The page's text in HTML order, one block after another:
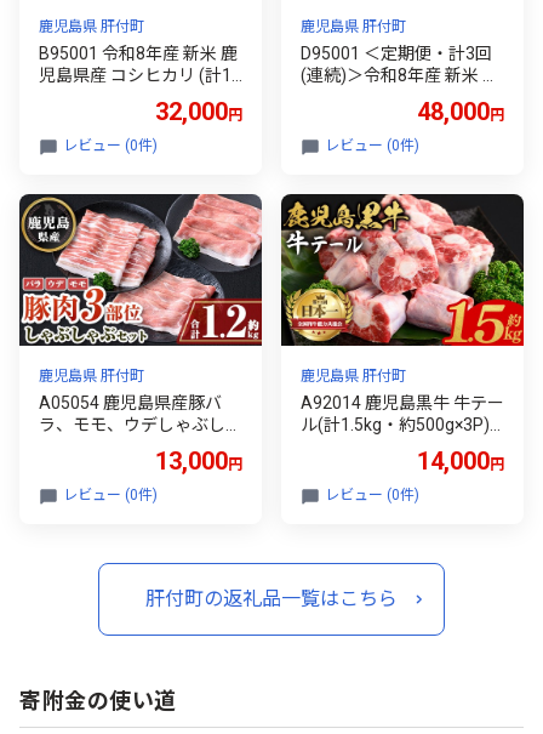
鹿児島県 肝付町
B95001 令和8年産 新米 鹿
児島県産 コシヒカリ (計10
米 精米 白米 こしひかり 単
一米 ごはん ご飯 お米 コメ
32,000円
レビュー (0件)
鹿児島県 肝付町
D95001 ＜定期便・計3回
(連続)＞令和8年産 新米 鹿
kg・5kg×3回) 国産 自家精
米 精米 白米 こしひかり 単
48,000円
レビュー (0件)
鹿児島県 肝付町
A05054 鹿児島県産豚バ
ラ、モモ、ウデしゃぶしゃ
付町 特産品 国産 シャブシ
ャブ 冷しゃぶ 鹿児島 豚肉
13,000円
レビュー (0件)
鹿児島県 肝付町
A92014 鹿児島黒牛 牛テー
ル(計1.5kg・約500g×3P)
牛肉 黒毛和牛 希少部位 テ
ール コラーゲン 煮込み テ
14,000円
レビュー (0件)
肝付町の返礼品一覧はこちら
寄附金の使い道